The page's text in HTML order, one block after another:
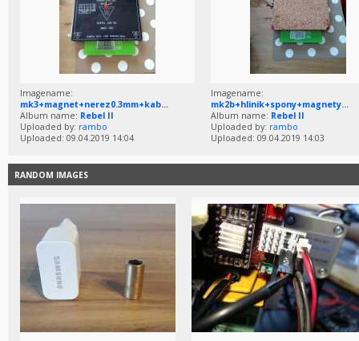
Imagename:
mk3+magnet+nerez0.3mm+kab...
Album name: Rebel II
Uploaded by: rambo
Uploaded: 09.04.2019 14:04
Imagename:
mk2b+hlinik+spony+magnety...
Album name: Rebel II
Uploaded by: rambo
Uploaded: 09.04.2019 14:03
RANDOM IMAGES